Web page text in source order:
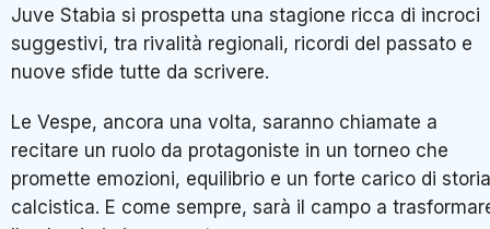
Juve Stabia si prospetta una stagione ricca di incroci
suggestivi, tra rivalità regionali, ricordi del passato e
nuove sfide tutte da scrivere.
Le Vespe, ancora una volta, saranno chiamate a
recitare un ruolo da protagoniste in un torneo che
promette emozioni, equilibrio e un forte carico di storia
calcistica. E come sempre, sarà il campo a